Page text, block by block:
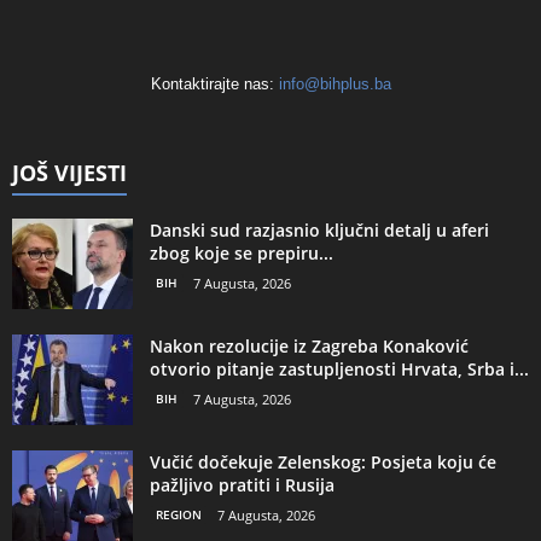
Kontaktirajte nas: info@bihplus.ba
JOŠ VIJESTI
Danski sud razjasnio ključni detalj u aferi
zbog koje se prepiru...
BIH 7 Augusta, 2026
Nakon rezolucije iz Zagreba Konaković
otvorio pitanje zastupljenosti Hrvata, Srba i...
BIH 7 Augusta, 2026
Vučić dočekuje Zelenskog: Posjeta koju će
pažljivo pratiti i Rusija
REGION 7 Augusta, 2026